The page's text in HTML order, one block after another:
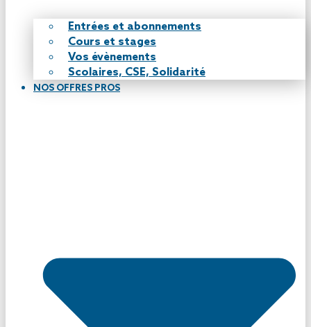
Entrées et abonnements
Cours et stages
Vos évènements
Scolaires, CSE, Solidarité
NOS OFFRES PROS